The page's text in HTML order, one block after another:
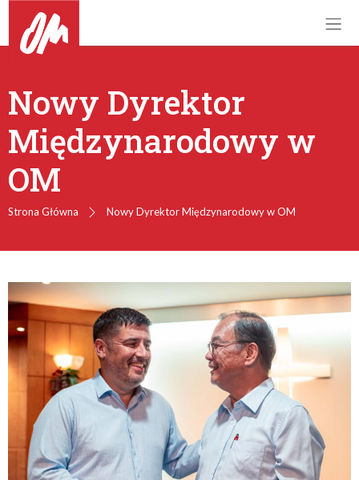
Nowy Dyrektor
Międzynarodowy w
OM
Strona Główna Nowy Dyrektor Międzynarodowy w OM